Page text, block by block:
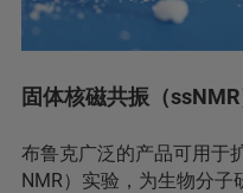
固体核磁共振（ssNMR
布鲁克广泛的产品可用于
NMR）实验，为生物分